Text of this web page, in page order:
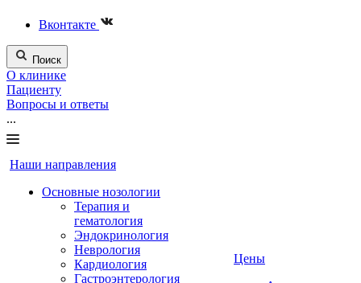
Вконтакте
Поиск
О клинике
Пациенту
Вопросы и ответы
...
Наши направления
Основные нозологии
Терапия и
гематология
Эндокринология
Неврология
Кардиология
Гастроэнтерология
Цены